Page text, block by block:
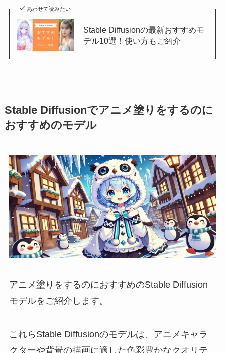
あわせて読みたい
Stable Diffusionの最新おすすめモ
デル10選！使い方もご紹介
Stable Diffusionでアニメ塗りをするのに
おすすめのモデル
アニメ塗りをするのにおすすめのStable Diffusion
モデルをご紹介します。
これらStable Diffusionのモデルは、アニメキャラ
クターや背景の描画に適した色彩豊かなクオリテ